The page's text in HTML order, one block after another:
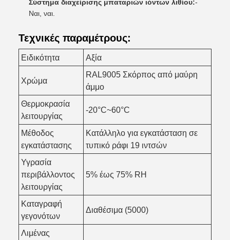
Σύστημα διαχείρισης μπαταριών ιόντων λιθίου:-
Ναι, ναι.
Τεχνικές παραμέτρους:
Ειδικότητα Αξία
Χρώμα
RAL9005 Σκόρπος από μαύρη
άμμο
Θερμοκρασία
λειτουργίας
-20°C~60°C
Μέθοδος
εγκατάστασης
Κατάλληλο για εγκατάσταση σε
τυπικό ράφι 19 ιντσών
Υγρασία
περιβάλλοντος
λειτουργίας
5% έως 75% RH
Καταγραφή
γεγονότων
Διαθέσιμα (5000)
Λιμένας